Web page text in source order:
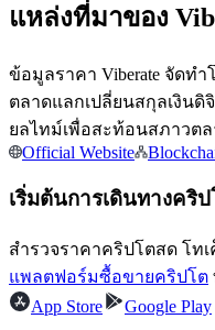
เป็นเทรดเดอร์คัดลอก
เพลิดเพลินกับการแ
แหล่งที่มาของ
ข้อมูลราคา Viberate จัดทำ
ตลาดแลกเปลี่ยนสกุลเงินดิ
ยลไทม์เพื่อสะท้อนสภาวต
Official Website
เริ่มต้นการเดินทางค
สำรวจราคาคริปโตสด โ
แพลตฟอร์มซื้อขายคริปโต
App Store
Google Play